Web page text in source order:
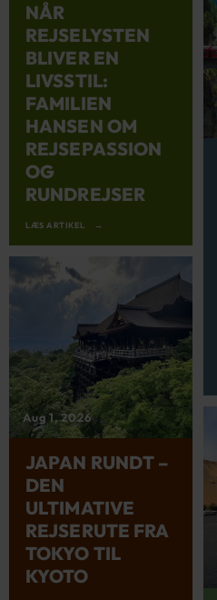
NÅR
REJSELYSTEN
BLIVER EN
LIVSSTIL:
FAMILIEN
HANSEN OM
REJSEPASSION
OG
RUNDREJSER
LÆS ARTIKEL
Aug 1, 2026
JAPAN RUNDT –
DEN
ULTIMATIVE
REJSERUTE FRA
TOKYO TIL
KYOTO